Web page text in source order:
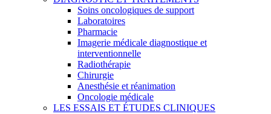
Soins oncologiques de support
Laboratoires
Pharmacie
Imagerie médicale diagnostique et
interventionnelle
Radiothérapie
Chirurgie
Anesthésie et réanimation
Oncologie médicale
LES ESSAIS ET ÉTUDES CLINIQUES